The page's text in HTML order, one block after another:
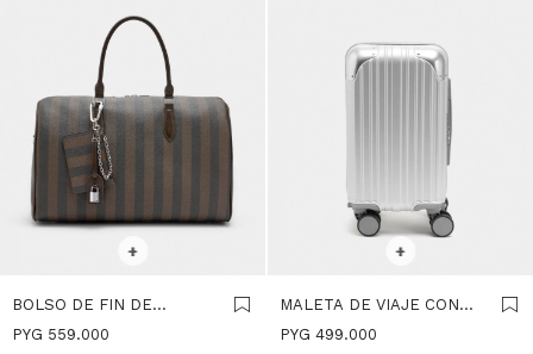
+
BOLSO DE FIN DE
SEMANA A RAYAS -
PYG 559.000
SELECCIONAR TALLE
+
MALETA DE VIAJE CON
TEXTURA XS - PLATEADO
PYG 499.000